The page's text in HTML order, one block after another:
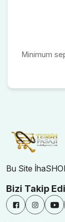
Minimum
Bu Site
Bizi Takip